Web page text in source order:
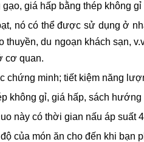
gạo, giá hấp bằng thép không
nó có thể được sử dụng ở
thuyền, du ngoạn khách sạn,
cơ quan.
chứng minh; tiết kiệm năng
không gỉ, giá hấp, sách
này có thời gian nấu áp
của món ăn cho đến khi bạn